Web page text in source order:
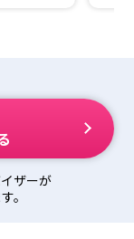
ザーが
。